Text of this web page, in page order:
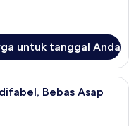
untuk tanggal Anda
premium, selimut bulu
Bebas Asap